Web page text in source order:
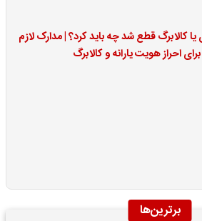
یا کالابرگ قطع شد چه باید کرد؟ | مدارک لازم
برای احراز هویت یارانه و کالابرگ
برترین‌ها